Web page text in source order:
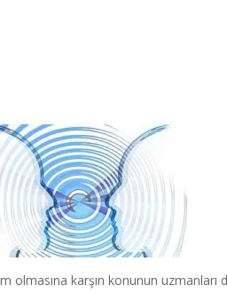
karşın konunun uzmanları